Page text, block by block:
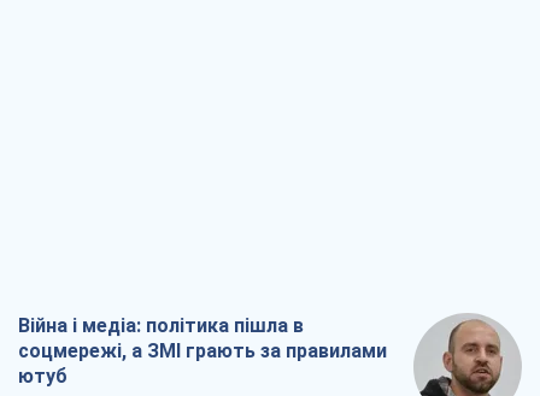
Війна і медіа: політика пішла в
соцмережі, а ЗМІ грають за правилами
ютуб